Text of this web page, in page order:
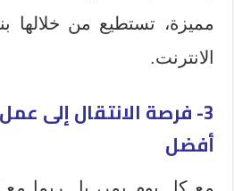
مميزة، تستطيع من خلالها
الانترنت.
3- فرصة الانتقال إلى
أفضل